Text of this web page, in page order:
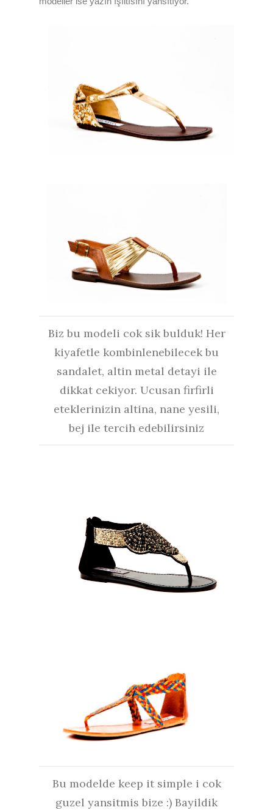
Biz bu modeli cok sik bulduk! Her
kiyafetle kombinlenebilecek bu
sandalet, altin metal detayi ile
dikkat cekiyor. Ucusan firfirli
eteklerinizin altina, nane yesili,
bej ile tercih edebilirsiniz
Bu modelde keep it simple i cok
guzel yansitmis bize :) Bayildik